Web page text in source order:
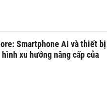
Smartphone AI và thiết bị
xu hướng nâng cấp của